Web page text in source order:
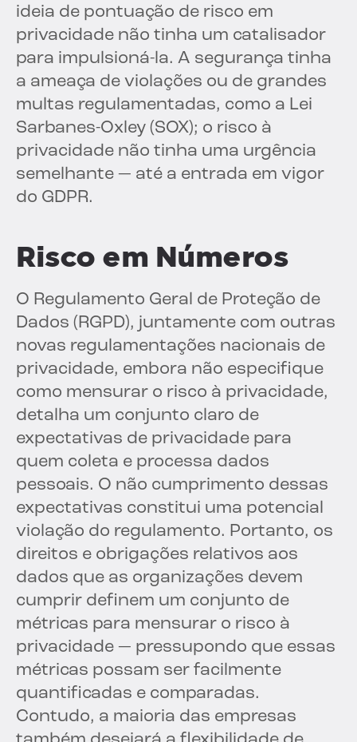
ideia de pontuação de risco em
privacidade não tinha um catalisador
para impulsioná-la. A segurança tinha
a ameaça de violações ou de grandes
multas regulamentadas, como a Lei
Sarbanes-Oxley (SOX); o risco à
privacidade não tinha uma urgência
semelhante — até a entrada em vigor
do GDPR.
Risco em Números
O Regulamento Geral de Proteção de
Dados (RGPD), juntamente com outras
novas regulamentações nacionais de
privacidade, embora não especifique
como mensurar o risco à privacidade,
detalha um conjunto claro de
expectativas de privacidade para
quem coleta e processa dados
pessoais. O não cumprimento dessas
expectativas constitui uma potencial
violação do regulamento. Portanto, os
direitos e obrigações relativos aos
dados que as organizações devem
cumprir definem um conjunto de
métricas para mensurar o risco à
privacidade — pressupondo que essas
métricas possam ser facilmente
quantificadas e comparadas.
Contudo, a maioria das empresas